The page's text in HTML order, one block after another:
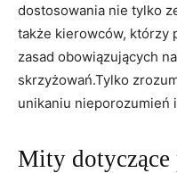
dostosowania nie tylko
także kierowców, którzy
zasad obowiązujących
skrzyżowań.Tylko
unikaniu nieporozumień
Mity dotyczące